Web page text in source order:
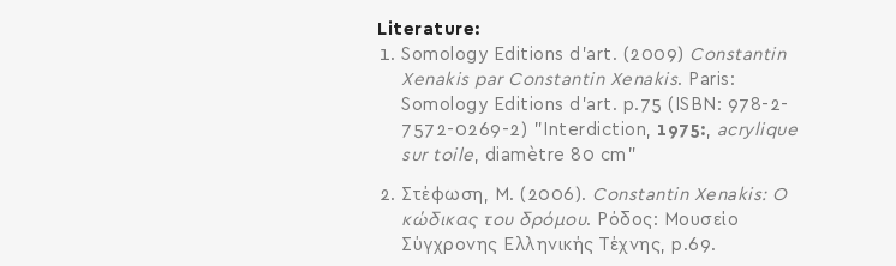
Literature
Somology Editions d'art. (2009) Constantin
Xenakis par Constantin Xenakis. Paris:
Somology Editions d'art. p.75 (ISBN: 978-2-
7572-0269-2) "Interdiction, 1975 , acrylique
sur toile, diamètre 80 cm"
Στέφωση, Μ. (2006). Constantin Xenakis: Ο
κώδικας του δρόμου. Ρόδος: Μουσείο
Σύγχρονης Ελληνικής Τέχνης, p.69.